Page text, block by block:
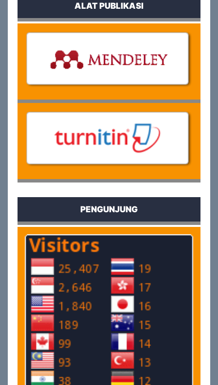
ALAT PUBLIKASI
PENGUNJUNG